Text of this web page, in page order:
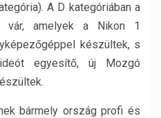
A D kategóriában a
vár, amelyek a Nikon 1
készültek, s
egyesítő, új Mozgó
bármely ország profi és